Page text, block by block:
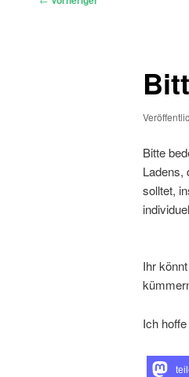
Bitte
Ladens,
solltet,
Ihr
Ich